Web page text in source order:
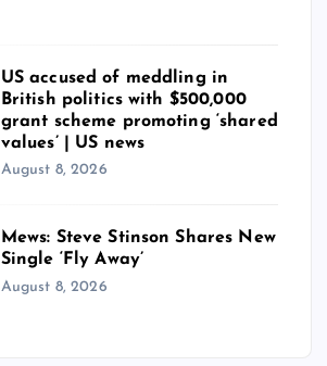
US accused of meddling in
British politics with $500,000
grant scheme promoting ‘shared
values’ | US news
August 8, 2026
Mews: Steve Stinson Shares New
Single ‘Fly Away’
August 8, 2026